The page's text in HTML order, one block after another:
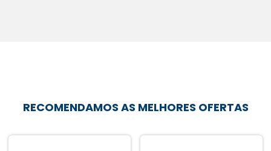
RECOMENDAMOS AS MELHORES OFERTAS